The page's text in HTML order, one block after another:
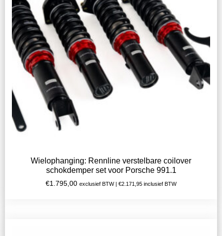
Wielophanging: Rennline verstelbare coilover
schokdemper set voor Porsche 991.1
€1.795,00 exclusief BTW | €2.171,95 inclusief BTW